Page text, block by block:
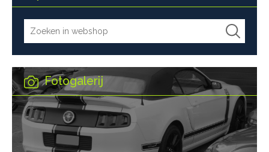
Fotogalerij